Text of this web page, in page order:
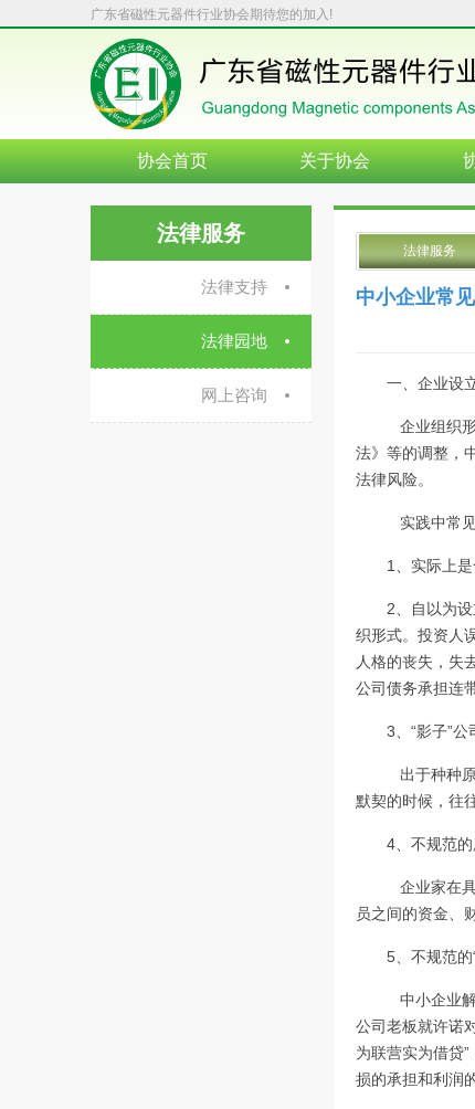
广东省磁性元器件行业协会期待您的加入!
协会首页 关于协会
法律服务
法律支持
法律园地
网上咨询
法律服务
中小企业常
一、企业设
企业组织
法》等的调整，
法律风险。
实践中常见
1、实际上
2、自以为
织形式。投资人
人格的丧失，失
公司债务承担连带
3、“影子”公
出于种种
默契的时候，往
4、不规范的
企业家在
员之间的资金、
5、不规范的
中小企业
公司老板就许诺
为联营实为借贷
损的承担和利润